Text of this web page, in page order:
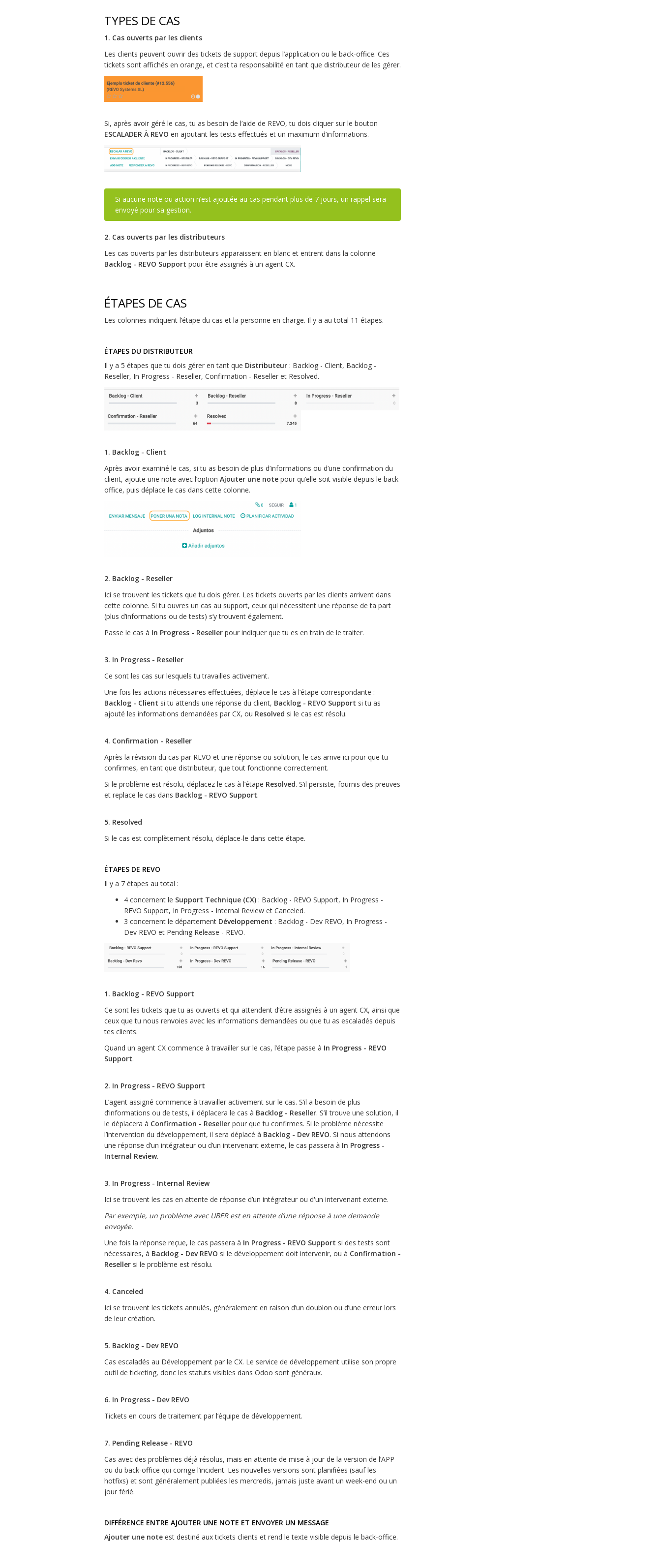
TYPES DE CAS
1. Cas ouverts par les clients
Les clients peuvent ouvrir des tickets de support depuis l’application ou le back-office. Ces
tickets sont affichés en orange, et c’est ta responsabilité en tant que distributeur de les gérer.
Si, après avoir géré le cas, tu as besoin de l’aide de REVO, tu dois cliquer sur le bouton
ESCALADER À REVO en ajoutant les tests effectués et un maximum d’informations.
Si aucune note ou action n’est ajoutée au cas pendant plus de 7 jours, un rappel sera
envoyé pour sa gestion.
2. Cas ouverts par les distributeurs
Les cas ouverts par les distributeurs apparaissent en blanc et entrent dans la colonne
Backlog - REVO Support pour être assignés à un agent CX.
ÉTAPES DE CAS
Les colonnes indiquent l’étape du cas et la personne en charge. Il y a au total 11 étapes.
ÉTAPES DU DISTRIBUTEUR
Il y a 5 étapes que tu dois gérer en tant que Distributeur : Backlog - Client, Backlog -
Reseller, In Progress - Reseller, Confirmation - Reseller et Resolved.
1. Backlog - Client
Après avoir examiné le cas, si tu as besoin de plus d’informations ou d’une confirmation du
client, ajoute une note avec l’option Ajouter une note pour qu’elle soit visible depuis le back-
office, puis déplace le cas dans cette colonne.
2. Backlog - Reseller
Ici se trouvent les tickets que tu dois gérer. Les tickets ouverts par les clients arrivent dans
cette colonne. Si tu ouvres un cas au support, ceux qui nécessitent une réponse de ta part
(plus d’informations ou de tests) s’y trouvent également.
Passe le cas à In Progress - Reseller pour indiquer que tu es en train de le traiter.
3. In Progress - Reseller
Ce sont les cas sur lesquels tu travailles activement.
Une fois les actions nécessaires effectuées, déplace le cas à l’étape correspondante :
Backlog - Client si tu attends une réponse du client, Backlog - REVO Support si tu as
ajouté les informations demandées par CX, ou Resolved si le cas est résolu.
4. Confirmation - Reseller
Après la révision du cas par REVO et une réponse ou solution, le cas arrive ici pour que tu
confirmes, en tant que distributeur, que tout fonctionne correctement.
Si le problème est résolu, déplacez le cas à l’étape Resolved. S’il persiste, fournis des preuves
et replace le cas dans Backlog - REVO Support.
5. Resolved
Si le cas est complètement résolu, déplace-le dans cette étape.
ÉTAPES DE REVO
Il y a 7 étapes au total :
4 concernent le Support Technique (CX) : Backlog - REVO Support, In Progress -
REVO Support, In Progress - Internal Review et Canceled.
3 concernent le département Développement : Backlog - Dev REVO, In Progress -
Dev REVO et Pending Release - REVO.
1. Backlog - REVO Support
Ce sont les tickets que tu as ouverts et qui attendent d’être assignés à un agent CX, ainsi que
ceux que tu nous renvoies avec les informations demandées ou que tu as escaladés depuis
tes clients.
Quand un agent CX commence à travailler sur le cas, l’étape passe à In Progress - REVO
Support.
2. In Progress - REVO Support
L’agent assigné commence à travailler activement sur le cas. S’il a besoin de plus
d’informations ou de tests, il déplacera le cas à Backlog - Reseller. S’il trouve une solution, il
le déplacera à Confirmation - Reseller pour que tu confirmes. Si le problème nécessite
l’intervention du développement, il sera déplacé à Backlog - Dev REVO. Si nous attendons
une réponse d’un intégrateur ou d’un intervenant externe, le cas passera à In Progress -
Internal Review.
3. In Progress - Internal Review
Ici se trouvent les cas en attente de réponse d’un intégrateur ou d'un intervenant externe.
Par exemple, un problème avec UBER est en attente d’une réponse à une demande
envoyée.
Une fois la réponse reçue, le cas passera à In Progress - REVO Support si des tests sont
nécessaires, à Backlog - Dev REVO si le développement doit intervenir, ou à Confirmation -
Reseller si le problème est résolu.
4. Canceled
Ici se trouvent les tickets annulés, généralement en raison d’un doublon ou d’une erreur lors
de leur création.
5. Backlog - Dev REVO
Cas escaladés au Développement par le CX. Le service de développement utilise son propre
outil de ticketing, donc les statuts visibles dans Odoo sont généraux.
6. In Progress - Dev REVO
Tickets en cours de traitement par l’équipe de développement.
7. Pending Release - REVO
Cas avec des problèmes déjà résolus, mais en attente de mise à jour de la version de l’APP
ou du back-office qui corrige l’incident. Les nouvelles versions sont planifiées (sauf les
hotfixs) et sont généralement publiées les mercredis, jamais juste avant un week-end ou un
jour férié.
DIFFÉRENCE ENTRE AJOUTER UNE NOTE ET ENVOYER UN MESSAGE
Ajouter une note est destiné aux tickets clients et rend le texte visible depuis le back-office.